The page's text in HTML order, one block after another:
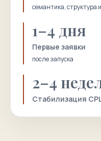
семантика, структура
1–4 дня
Первые заявки
после запуска
2–4
Стабилизация